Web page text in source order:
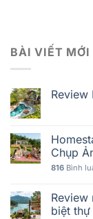
BÀI VIẾT MỚI
Review
Chụp
816 Bình
Review
biệt